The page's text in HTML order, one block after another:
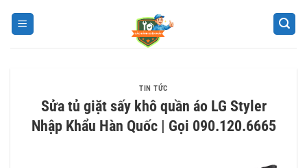
TIN TỨC
Sửa tủ giặt sấy khô quần áo LG Styler
Nhập Khẩu Hàn Quốc | Gọi 090.120.6665